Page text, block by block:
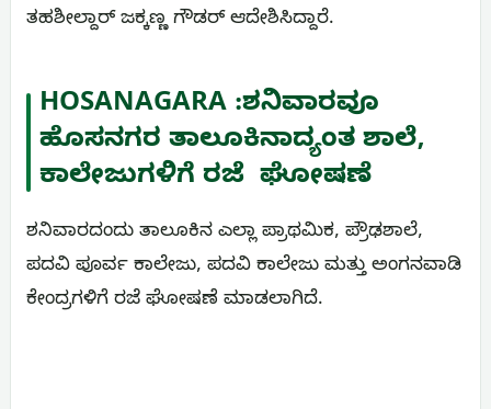
ತಹಶೀಲ್ದಾರ್‌ ಜಕ್ಕಣ್ಣ ಗೌಡರ್ ಆದೇಶಿಸಿದ್ದಾರೆ.
HOSANAGARA :ಶನಿವಾರವೂ
ಹೊಸನಗರ ತಾಲೂಕಿನಾದ್ಯಂತ ಶಾಲೆ,
ಕಾಲೇಜುಗಳಿಗೆ ರಜೆ ಘೋಷಣೆ
ಶನಿವಾರದಂದು ತಾಲೂಕಿನ ಎಲ್ಲಾ ಪ್ರಾಥಮಿಕ, ಪ್ರೌಢಶಾಲೆ,
ಪದವಿ ಪೂರ್ವ ಕಾಲೇಜು, ಪದವಿ ಕಾಲೇಜು ಮತ್ತು ಅಂಗನವಾಡಿ
ಕೇಂದ್ರಗಳಿಗೆ ರಜೆ ಘೋಷಣೆ ಮಾಡಲಾಗಿದೆ.